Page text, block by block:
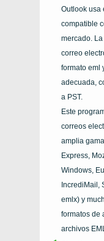
Outlook usa
compatible
mercado.
correo
formato eml
adecuada,
a PST.
Este
correos
amplia
Express,
Windows,
IncrediMail,
emlx) y
formatos de
archivos